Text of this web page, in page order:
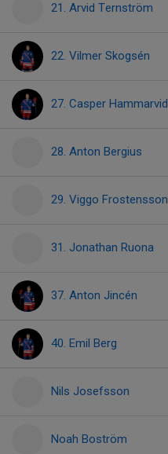
21. Arvid Ternström
22. Vilmer Skogsén
27. Casper Hammarvid
28. Anton Bergius
29. Viggo Frostensson
31. Jonathan Ruona
37. Anton Jincén
40. Emil Berg
Nils Josefsson
Noah Boström